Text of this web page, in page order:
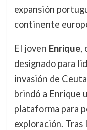
expansión
continente
El joven Enrique,
designado para
invasión de
brindó a Enrique
plataforma para
exploración.